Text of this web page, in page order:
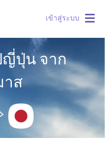
เข้าสู่ระบบ
ญี่ปุ่น จาก
าส